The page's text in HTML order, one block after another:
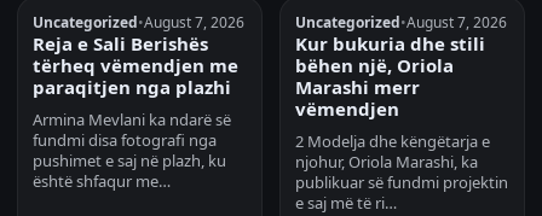
Uncategorized•August 7, 2026
Reja e Sali Berishës
tërheq vëmendjen me
paraqitjen nga plazhi
Armina Mevlani ka ndarë së
fundmi disa fotografi nga
pushimet e saj në plazh, ku
është shfaqur me…
Uncategorized•August 7, 2026
Kur bukuria dhe stili
bëhen një, Oriola
Marashi merr
vëmendjen
2 Modelja dhe këngëtarja e
njohur, Oriola Marashi, ka
publikuar së fundmi projektin
e saj më të ri…